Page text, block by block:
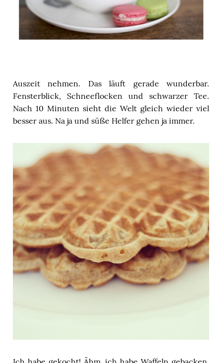
Auszeit nehmen. Das läuft gerade wunderbar.
Fensterblick, Schneeflocken und schwarzer Tee.
Nach 10 Minuten sieht die Welt gleich wieder viel
besser aus. Na ja und süße Helfer gehen ja immer.